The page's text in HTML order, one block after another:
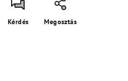
Kérdés Megosztás